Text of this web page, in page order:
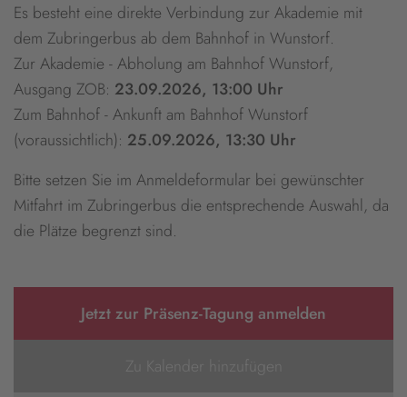
Es besteht eine direkte Verbindung zur Akademie mit
dem Zubringerbus ab dem Bahnhof in Wunstorf.
Zur Akademie - Abholung am Bahnhof Wunstorf,
Ausgang ZOB: 23.09.2026, 13:00 Uhr
Zum Bahnhof - Ankunft am Bahnhof Wunstorf
(voraussichtlich): 25.09.2026, 13:30 Uhr
Bitte setzen Sie im Anmeldeformular bei gewünschter
Mitfahrt im Zubringerbus die entsprechende Auswahl, da
die Plätze begrenzt sind.
Jetzt zur Präsenz-Tagung anmelden
Zu Kalender hinzufügen